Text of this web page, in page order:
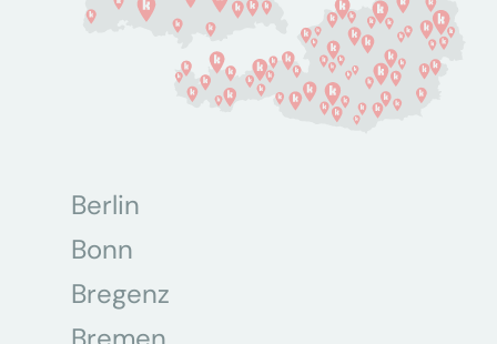
Berlin
Bonn
Bregenz